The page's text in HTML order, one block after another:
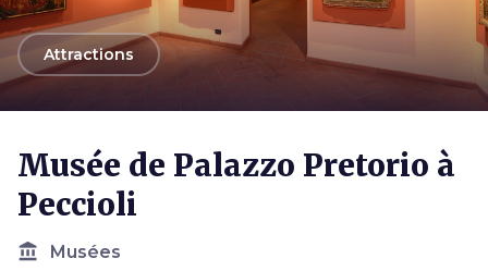
arrow_back
Attractions
Musée de Palazzo Pretorio à
Peccioli
account_balance Musées